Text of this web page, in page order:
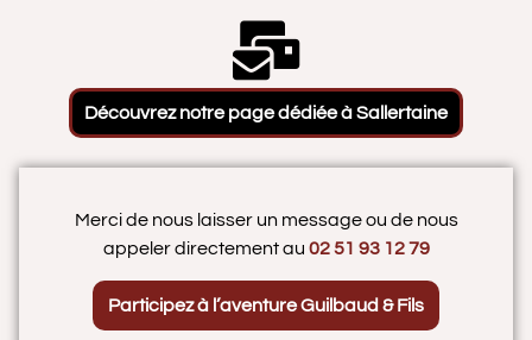
Découvrez notre page dédiée à Sallertaine
Merci de nous laisser un message ou de nous
appeler directement au 02 51 93 12 79
Participez à l’aventure Guilbaud & Fils